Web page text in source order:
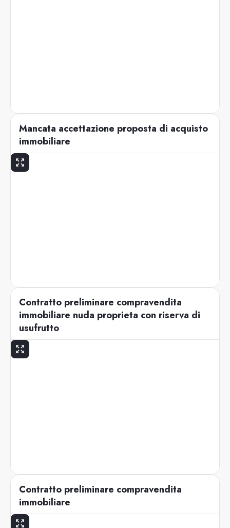
Mancata accettazione proposta di acquisto
immobiliare
Contratto preliminare compravendita
immobiliare nuda proprieta con riserva di
usufrutto
Contratto preliminare compravendita
immobiliare